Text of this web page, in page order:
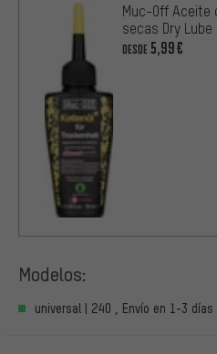
Muc-Off Aceite
secas Dry Lube
DESDE 5,99€
Modelos:
universal | 240 , Envío en 1-3 días